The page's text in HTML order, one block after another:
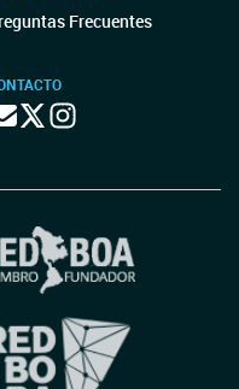
Frecuentes